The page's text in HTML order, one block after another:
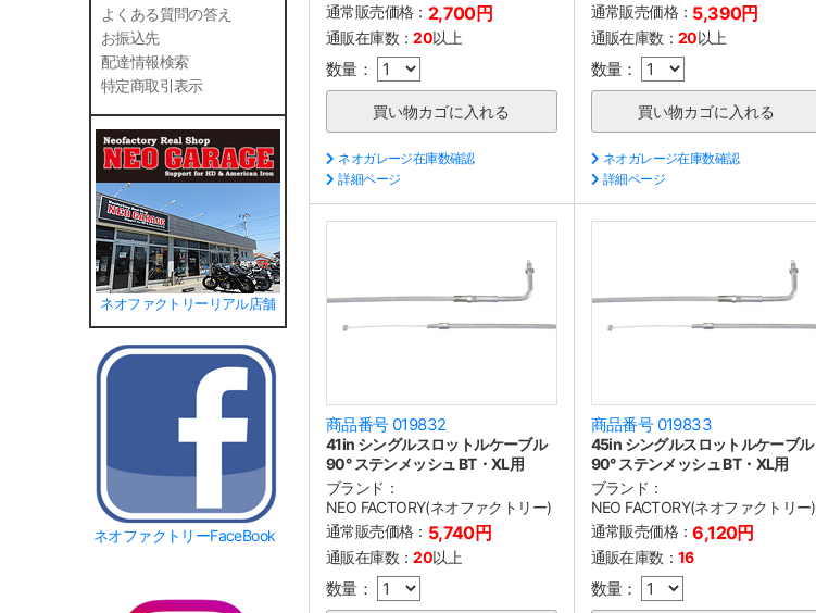
よくある質問の答え
お振込先
配達情報検索
特定商取引表示
ネオファクトリーリアル店舗
ネオファクトリーFaceBook
通常販売価格： 2,700円
通販在庫数：20以上
数量：
ネオガレージ在庫数確認
詳細ページ
通常販売価格： 5,390円
通販在庫数： 20以上
数量：
ネオガレージ在庫数確認
詳細ページ
商品番号 019832
41in シングルスロットルケーブル
90° ステンメッシュ BT・XL用
ブランド：
NEO FACTORY(ネオファクトリー)
通常販売価格： 5,740円
通販在庫数：20以上
数量：
商品番号 019833
45in シングルスロットルケーブル
90° ステンメッシュ BT・XL用
ブランド：
NEO FACTORY(ネオファクトリー)
通常販売価格：6,120円
通販在庫数： 16
数量：